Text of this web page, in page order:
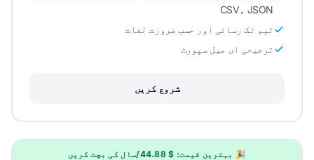
CSV، JSON
ٹیم تک رسائی اور حسب ضرورت لغات
ترجیحی ای میل سپورٹ
شروع کریں
🎉 بہترین قیمت: $ 44.88/سال کی بچت کریں